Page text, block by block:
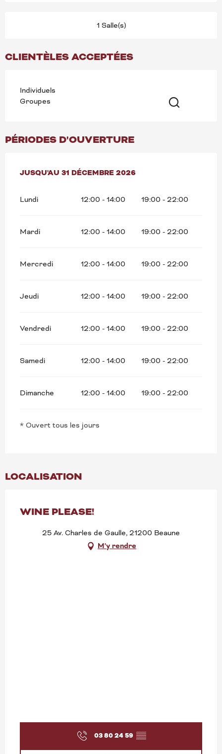
1 Salle(s)
CLIENTÈLES ACCEPTÉES
Individuels
Groupes
PÉRIODES D'OUVERTURE
DU2 JANVIER 2026AU31 DÉCEMBRE 2026
JUSQU'AU 31 DÉCEMBRE 2026
Lundi 12:00 - 14:00 19:00 - 22:00
Mardi 12:00 - 14:00 19:00 - 22:00
Mercredi 12:00 - 14:00 19:00 - 22:00
Jeudi 12:00 - 14:00 19:00 - 22:00
Vendredi 12:00 - 14:00 19:00 - 22:00
Samedi 12:00 - 14:00 19:00 - 22:00
Dimanche 12:00 - 14:00 19:00 - 22:00
* Ouvert tous les jours
LOCALISATION
WINE PLEASE!
25 Av. Charles de Gaulle, 21200 Beaune
M'y rendre
03 80 24 59 ▒▒